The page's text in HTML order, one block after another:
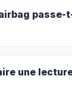
passe-
une